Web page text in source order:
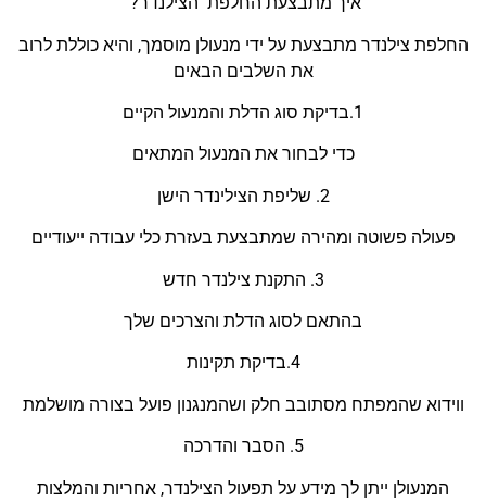
החלפת צילנדר מתבצעת על ידי מנעולן מוסמך, והיא כוללת לרוב
את השלבים הבאים
1.בדיקת סוג הדלת והמנעול הקיים
כדי לבחור את המנעול המתאים
2. שליפת הצילינדר הישן
פעולה פשוטה ומהירה שמתבצעת בעזרת כלי עבודה ייעודיים
3. התקנת צילנדר חדש
בהתאם לסוג הדלת והצרכים שלך
4.בדיקת תקינות
ווידוא שהמפתח מסתובב חלק ושהמנגנון פועל בצורה מושלמת
5. הסבר והדרכה
המנעולן ייתן לך מידע על תפעול הצילנדר, אחריות והמלצות